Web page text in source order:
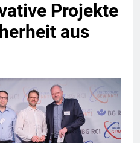
Projekte
aus